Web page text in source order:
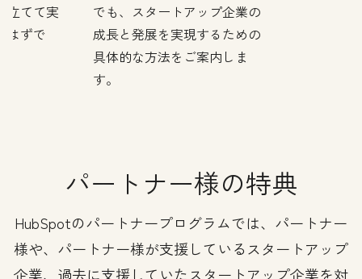
立てて実
はずで
でも、スタートアップ企業の
成長と発展を実現するための
具体的な方法をご案内しま
す。
パートナー様の特典
HubSpotのパートナープログラムでは、パートナー
様や、パートナー様が支援しているスタートアップ
企業、過去に支援していたスタートアップ企業を対